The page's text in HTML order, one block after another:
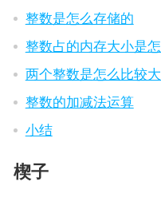
整数是怎么存储的
整数占的内存大小是
两个整数是怎么比较
整数的加减法运算
小结
楔子